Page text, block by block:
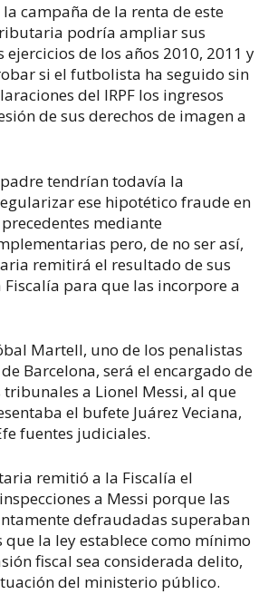
campaña de la renta de este
podría ampliar sus
ejercicios de los años 2010, 2011 y
si el futbolista ha seguido sin
del IRPF los ingresos
de sus derechos de imagen a
tendrían todavía la
ese hipotético fraude en
mediante
pero, de no ser así,
remitirá el resultado de sus
Fiscalía para que las incorpore a
Martell, uno de los penalistas
Barcelona, será el encargado de
a Lionel Messi, al que
el bufete Juárez Veciana,
fuentes judiciales.
remitió a la Fiscalía el
a Messi porque las
defraudadas superaban
que la ley establece como mínimo
fiscal sea considerada delito,
del ministerio público.